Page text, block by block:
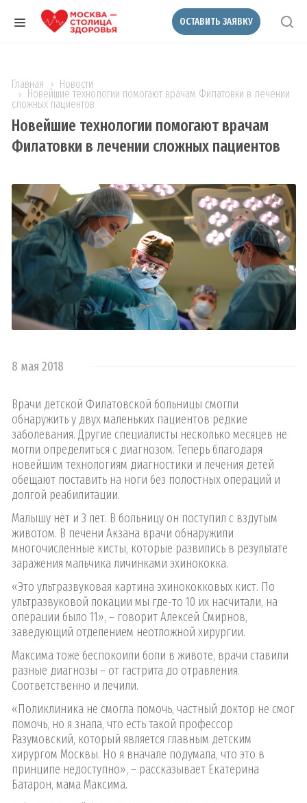
ОСТАВИТЬ ЗАЯВКУ
Главная Новости
Новейшие технологии помогают врачам Филатовки в лечении
сложных пациентов
Новейшие технологии помогают врачам
Филатовки в лечении сложных пациентов
8 мая 2018
Врачи детской Филатовской больницы смогли
обнаружить у двух маленьких пациентов редкие
заболевания. Другие специалисты несколько месяцев не
могли определиться с диагнозом. Теперь благодаря
новейшим технологиям диагностики и лечения детей
обещают поставить на ноги без полостных операций и
долгой реабилитации.
Малышу нет и 3 лет. В больницу он поступил с вздутым
животом. В печени Акзана врачи обнаружили
многочисленные кисты, которые развились в результате
заражения мальчика личинками эхинококка.
«Это ультразвуковая картина эхинококковых кист. По
ультразвуковой локации мы где-то 10 их насчитали, на
операции было 11», – говорит Алексей Смирнов,
заведующий отделением неотложной хирургии.
Максима тоже беспокоили боли в животе, врачи ставили
разные диагнозы – от гастрита до отравления.
Соответственно и лечили.
«Поликлиника не смогла помочь, частный доктор не смог
помочь, но я знала, что есть такой профессор
Разумовский, который является главным детским
хирургом Москвы. Но я вначале подумала, что это в
принципе недоступно», – рассказывает Екатерина
Батарон, мама Максима.